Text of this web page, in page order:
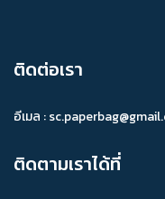
ติดต่อเรา
อีเมล :
ติดตามเราได้ที่